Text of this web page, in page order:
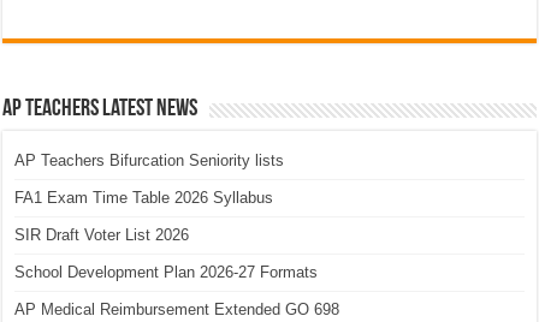
AP Teachers Latest News
AP Teachers Bifurcation Seniority lists
FA1 Exam Time Table 2026 Syllabus
SIR Draft Voter List 2026
School Development Plan 2026-27 Formats
AP Medical Reimbursement Extended GO 698